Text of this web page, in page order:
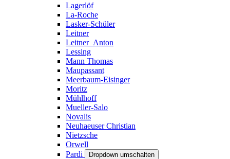
Lagerlöf
La-Roche
Lasker-Schüler
Leitner
Leitner_Anton
Lessing
Mann Thomas
Maupassant
Meerbaum-Eisinger
Moritz
Mühlhoff
Mueller-Salo
Novalis
Neuhaeuser Christian
Nietzsche
Orwell
Pardi
Dropdown umschalten